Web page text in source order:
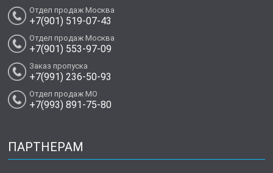
Отдел продаж Москва
+7(901) 519-07-43
Отдел продаж Москва
+7(901) 553-97-09
Заказ пропуска
+7(991) 236-50-93
Отдел продаж МО
+7(993) 891-75-80
ПАРТНЕРАМ